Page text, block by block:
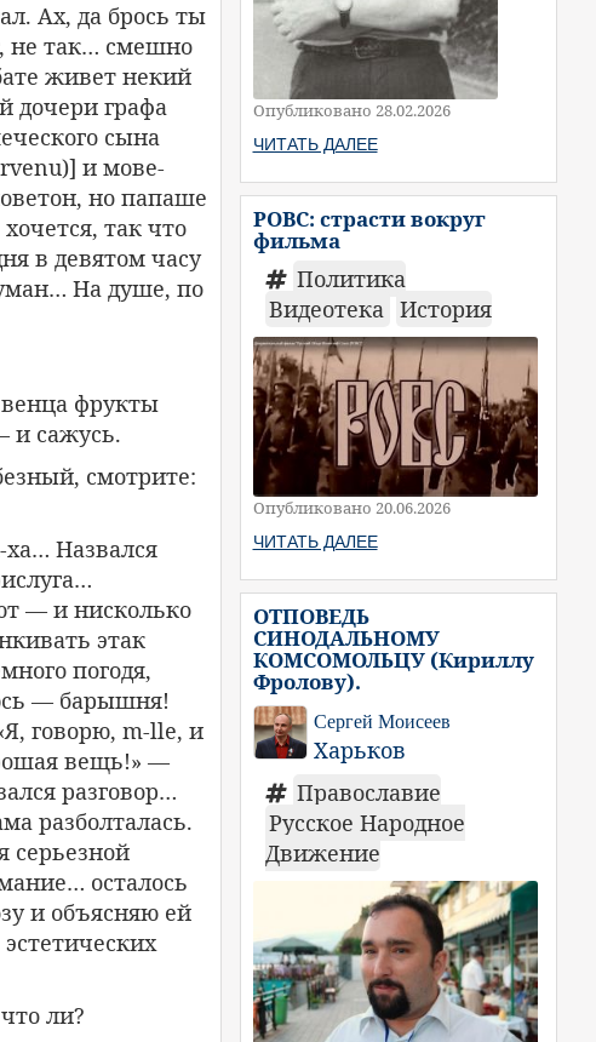
Ах, да брось ты
не так… смешно
живет некий
дочери графа
сына
и мове-
но папаше
так что
в девятом часу
На душе, по
фрукты
и сажусь.
смотрите:
Назвался
— и нисколько
этак
погодя,
— барышня!
говорю, m-lle, и
вещь!» —
разговор…
разболталась.
серьезной
осталось
и объясняю ей
ли?
Опубликовано 28.02.2026
ЧИТАТЬ ДАЛЕЕ
РОВС: страсти вокруг
фильма
Политика
Видеотека История
Опубликовано 20.06.2026
ЧИТАТЬ ДАЛЕЕ
ОТПОВЕДЬ
СИНОДАЛЬНОМУ
КОМСОМОЛЬЦУ (Кириллу
Фролову).
Сергей Моисеев
Харьков
Православие
Русское Народное
Движение